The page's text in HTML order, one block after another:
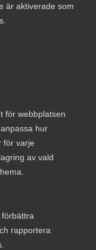
är aktiverade som
för webbplatsen
hur
för varje
av vald
rapportera